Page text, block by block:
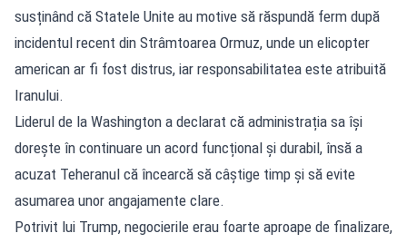
susținând că Statele Unite au motive să răspundă ferm după
incidentul recent din Strâmtoarea Ormuz, unde un elicopter
american ar fi fost distrus, iar responsabilitatea este atribuită
Iranului.
Liderul de la Washington a declarat că administrația sa își
dorește în continuare un acord funcțional și durabil, însă a
acuzat Teheranul că încearcă să câștige timp și să evite
asumarea unor angajamente clare.
Potrivit lui Trump, negocierile erau foarte aproape de finalizare,